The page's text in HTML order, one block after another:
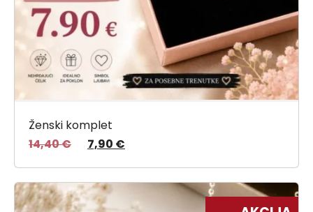
Ženski komplet
14,40€ 7,90 €